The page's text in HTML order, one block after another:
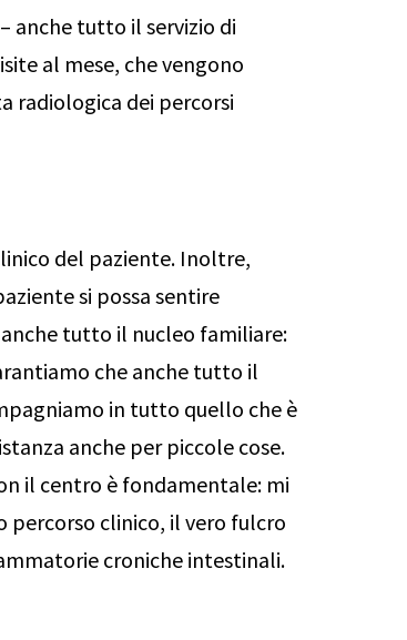
anche tutto il servizio di
al mese, che vengono
radiologica dei percorsi
del paziente. Inoltre,
si possa sentire
tutto il nucleo familiare:
che anche tutto il
in tutto quello che è
anche per piccole cose.
il centro è fondamentale: mi
percorso clinico, il vero fulcro
croniche intestinali.